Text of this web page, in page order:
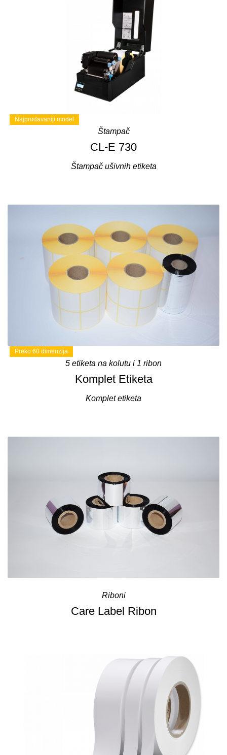
Najprodavaniji model
Štampač
CL-E 730
Štampač ušivnih etiketa
Preko 60 dimenzija
5 etiketa na kolutu i 1 ribon
Komplet Etiketa
Komplet etiketa
Riboni
Care Label Ribon